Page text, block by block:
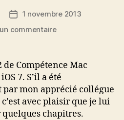
Date1 novembre 2013
commentairesur
n°32
novembre/
2013
Compétence Mac
7. S’il a été
mon apprécié collégue
avec plaisir que je lui
chapitres.